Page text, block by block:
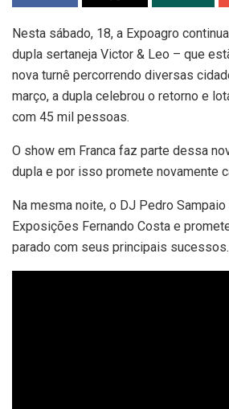
Nesta sábado, 18, a Expoagro
dupla sertaneja Victor & Leo – que
nova turnê percorrendo diversas
março, a dupla celebrou o retorno e
com 45 mil pessoas.
O show em Franca faz parte dessa
dupla e por isso promete novamente
Na mesma noite, o DJ Pedro
Exposições Fernando Costa e
parado com seus principais sucessos.